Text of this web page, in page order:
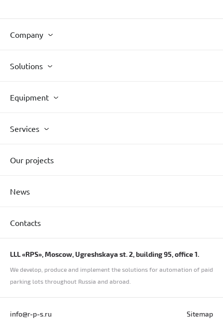
Company
Solutions
Equipment
Services
Our projects
News
Contacts
LLL «RPS», Moscow, Ugreshskaya st. 2, building 95, office 1.
We develop, produce and implement the solutions for automation of paid
parking lots throughout Russia and abroad.
info@r-p-s.ru Sitemap